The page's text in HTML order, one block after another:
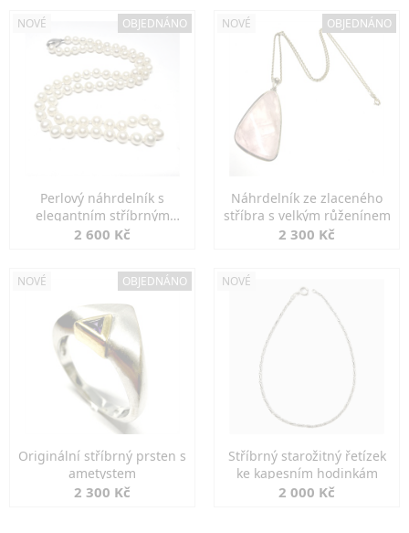
NOVÉ OBJEDNÁNO
Perlový náhrdelník s
elegantním stříbrným
zapínáním
2 600 Kč
NOVÉ OBJEDNÁNO
Náhrdelník ze zlaceného
stříbra s velkým růženínem
2 300 Kč
NOVÉ OBJEDNÁNO
Originální stříbrný prsten s
ametystem
2 300 Kč
NOVÉ
Stříbrný starožitný řetízek
ke kapesním hodinkám
2 000 Kč